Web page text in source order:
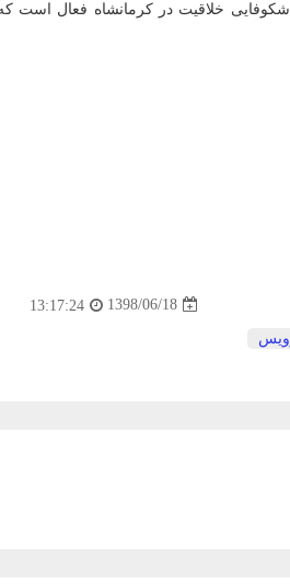
خلاقیت در كرمانشاه فعال است
1398/06/18
13:17:24